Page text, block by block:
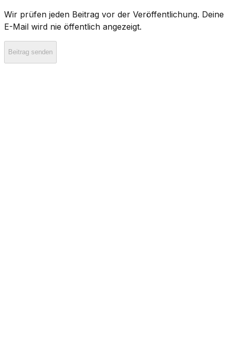
Wir prüfen jeden Beitrag vor der Veröffentlichung. Deine
E-Mail wird nie öffentlich angezeigt.
Beitrag senden